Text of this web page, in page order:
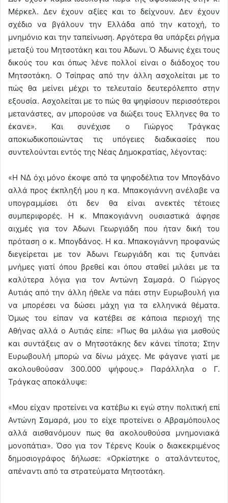
Μέρκελ. Δεν έχουν αξίες και το δείχνουν. Δεν έχουν
σχέδιο να βγάλουν την Ελλάδα από την κατοχή, το
μνημόνιο και την ταπείνωση. Αργότερα θα υπάρξει ρήγμα
μεταξύ του Μητσοτάκη και του Άδωνι. Ό Άδωνις έχει τους
δικούς του και όπως λένε πολλοί είναι ο διάδοχος του
Μητσοτάκη. Ο Τσίπρας από την άλλη ασχολείται με το
πώς θα μείνει μέχρι το τελευταίο δευτερόλεπτο στην
εξουσία. Ασχολείται με το πώς θα ψηφίσουν περισσότεροι
μετανάστες, αν μπορούσε να διώξει τους Έλληνες θα το
έκανε». Και συνέχισε ο Γιώργος Τράγκας
αποκωδικοποιώντας τις υπόγειες διαδικασίες που
συντελούνται εντός της Νέας Δημοκρατίας, λέγοντας:
«Η ΝΔ όχι μόνο έκοψε από τα ψηφοδέλτια τον Μπογδάνο
αλλά προς έκπληξή μου η κα. Μπακογιάννη ανέλαβε να
υπογραμμίσει ότι δεν θα είναι ανεκτές τέτοιες
συμπεριφορές. Η κ. Μπακογιάννη ουσιαστικά άφησε
αιχμές για τον Άδωνι Γεωργιάδη που ήταν δική του
πρόταση ο κ. Μπογδάνος. Η κα. Μπακογιάννη προφανώς
διεγείρεται με τον Άδωνι Γεωργιάδη και τις ξυπνάει
μνήμες γιατί όπου βρεθεί και όπου σταθεί μιλάει με τα
καλύτερα λόγια για τον Αντώνη Σαμαρά. Ο Γιώργος
Αυτιάς από την άλλη ήθελε να πάει στην Ευρωβουλή για
να μπορέσει να δώσει μάχη για τα ελληνικά θέματα.
Όμως του είπαν να κατέβει σε κάποια περιοχή της
Αθήνας αλλά ο Αυτιάς είπε: »Πως θα μιλάω για μισθούς
και συντάξεις αν ο Μητσοτάκης δεν κάνει τίποτα; Στην
Ευρωβουλή μπορώ να δίνω μάχες. Με φάγανε γιατί με
ακολουθούσαν 300.000 ψήφους.» Παράλληλα ο Γ.
Τράγκας αποκάλυψε:
«Μου είχαν προτείνει να κατέβω κι εγώ στην πολιτική επί
Αντώνη Σαμαρά, μου το είχε προτείνει ο Αβραμόπουλος
αλλά αισθανόμουν πως θα ακολουθούσα μνημονιακά
μονοπάτια». Όσο για τον Τέρενς Κουίκ ο διακεκριμένος
δημοσιογράφος δήλωσε: «Ορκίστηκε ο αταλάντευτος,
απέναντι από τα στρατεύματα Μητσοτάκη.